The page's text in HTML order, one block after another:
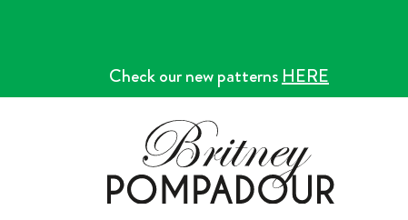
Check our new patternsHERE